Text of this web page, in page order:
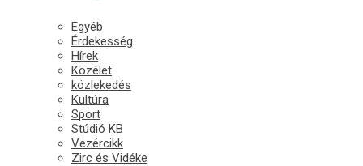
Egyéb
Érdekesség
Hírek
Közélet
közlekedés
Kultúra
Sport
Stúdió KB
Vezércikk
Zirc és Vidéke